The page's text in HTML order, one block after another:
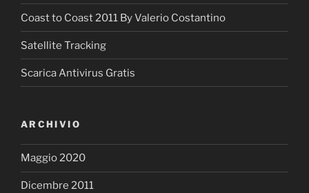
Coast to Coast 2011 By Valerio Costantino
Satellite Tracking
Scarica Antivirus Gratis
ARCHIVIO
Maggio 2020
Dicembre 2011